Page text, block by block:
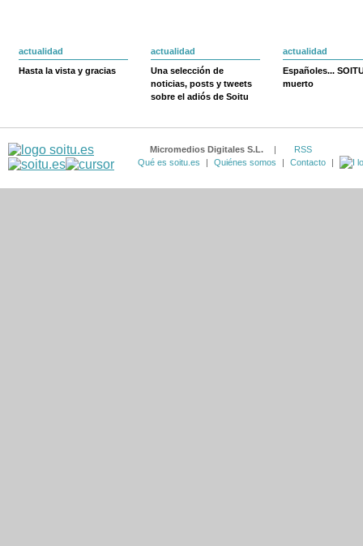
actualidad
Hasta la vista y gracias
actualidad
Una selección de
noticias, posts y tweets
sobre el adiós de Soitu
actualidad
Españoles...
muerto
Micromedios Digitales S.L. |
RSS
Qué es soitu.es
| Quiénes somos | Contacto |